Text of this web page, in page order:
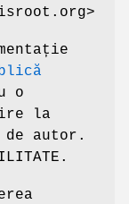
o
la
autor.